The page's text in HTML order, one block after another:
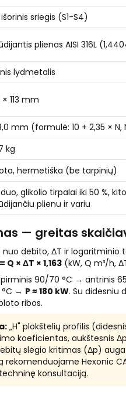
išorinis sriegis (S1-S4)
plienas AISI 316L
lydmetalis
113 mm
mm (formulė: 10 + 2,35 × N,
kg
hermetiška (be tarpinių)
glikolio tirpalai iki 50 %,
plienu ir variu
— greitas
nuo debito, ΔT ir
Q × ΔT × 1,163 (kW, Q m³/h,
90/70 °C → antrinis
→ P ≈ 180 kW. Su didesniu
ribos.
„H" plokštelių profilis
koeficientas, aukštesnis
slėgio kritimas (Δp)
rekomenduojame Hexonic
konsultaciją.